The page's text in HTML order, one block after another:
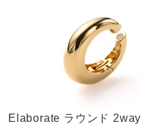
Elaborate ラウンド 2way